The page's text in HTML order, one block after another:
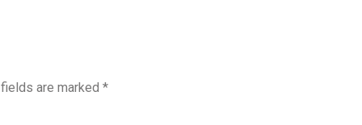
are marked *